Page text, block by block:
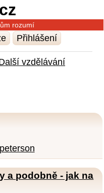
rozumí
Přihlášení
vzdělávání
a podobně - jak na